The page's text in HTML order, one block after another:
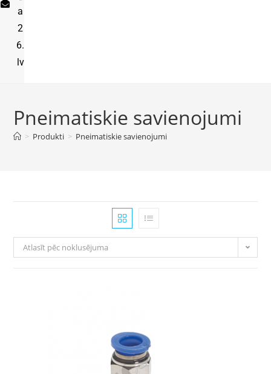
a
2
6.
lv
Pneimatiskie savienojumi
> Produkti > Pneimatiskie savienojumi
Atlasīt pēc noklusējuma